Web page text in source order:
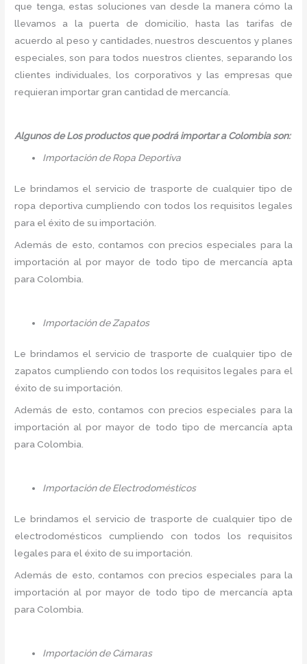
que tenga, estas soluciones van desde la manera cómo la
llevamos a la puerta de domicilio, hasta las tarifas de
acuerdo al peso y cantidades, nuestros descuentos y planes
especiales, son para todos nuestros clientes, separando los
clientes individuales, los corporativos y las empresas que
requieran importar gran cantidad de mercancía.
Algunos de Los productos que podrá importar a Colombia son:
Importación de Ropa Deportiva
Le brindamos el servicio de trasporte de cualquier tipo de
ropa deportiva cumpliendo con todos los requisitos legales
para el éxito de su importación.
Además de esto, contamos con precios especiales para la
importación al por mayor de todo tipo de mercancía apta
para Colombia.
Importación de Zapatos
Le brindamos el servicio de trasporte de cualquier tipo de
zapatos cumpliendo con todos los requisitos legales para el
éxito de su importación.
Además de esto, contamos con precios especiales para la
importación al por mayor de todo tipo de mercancía apta
para Colombia.
Importación de Electrodomésticos
Le brindamos el servicio de trasporte de cualquier tipo de
electrodomésticos cumpliendo con todos los requisitos
legales para el éxito de su importación.
Además de esto, contamos con precios especiales para la
importación al por mayor de todo tipo de mercancía apta
para Colombia.
Importación de Cámaras